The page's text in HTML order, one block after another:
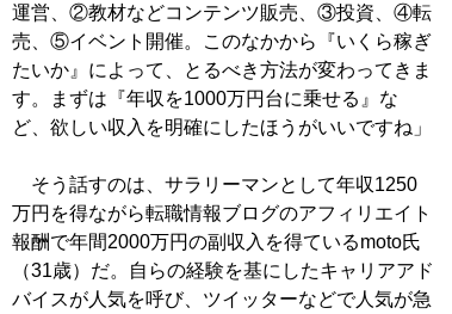
運営、②教材などコンテンツ販売、③投資、④転
売、⑤イベント開催。このなかから『いくら稼ぎ
たいか』によって、とるべき方法が変わってきま
す。まずは『年収を1000万円台に乗せる』な
ど、欲しい収入を明確にしたほうがいいですね」
そう話すのは、サラリーマンとして年収1250
万円を得ながら転職情報ブログのアフィリエイト
報酬で年間2000万円の副収入を得ているmoto氏
（31歳）だ。自らの経験を基にしたキャリアアド
バイスが人気を呼び、ツイッターなどで人気が急